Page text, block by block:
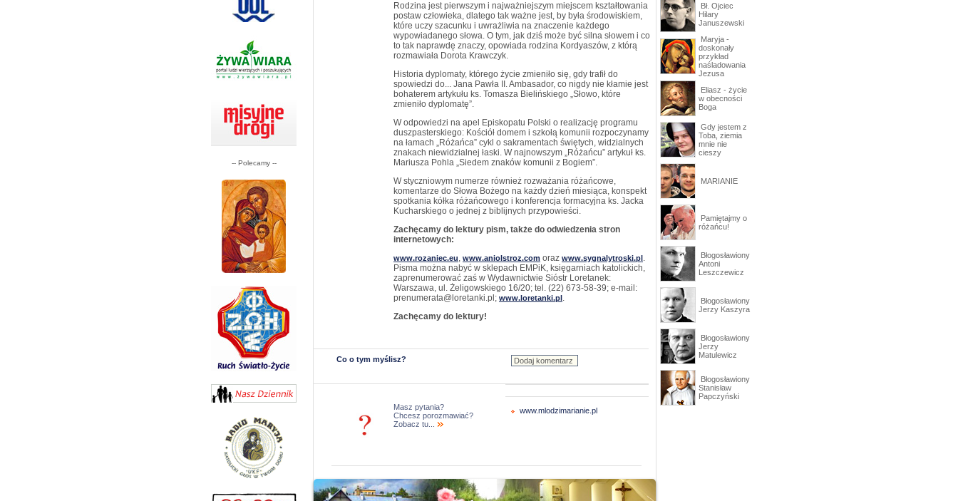
-- Polecamy --
Rodzina jest pierwszym i najważniejszym miejscem kształtowania
postaw człowieka, dlatego tak ważne jest, by była środowiskiem,
które uczy szacunku i uwrażliwia na znaczenie każdego
wypowiadanego słowa. O tym, jak dziś może być silna słowem i co
to tak naprawdę znaczy, opowiada rodzina Kordyaszów, z którą
rozmawiała Dorota Krawczyk.
Historia dyplomaty, którego życie zmieniło się, gdy trafił do
spowiedzi do... Jana Pawła II. Ambasador, co nigdy nie kłamie jest
bohaterem artykułu ks. Tomasza Bielińskiego „Słowo, które
zmieniło dyplomatę”.
W odpowiedzi na apel Episkopatu Polski o realizację programu
duszpasterskiego: Kościół domem i szkołą komunii rozpoczynamy
na łamach „Różańca” cykl o sakramentach świętych, widzialnych
znakach niewidzialnej łaski. W najnowszym „Różańcu” artykuł ks.
Mariusza Pohla „Siedem znaków komunii z Bogiem”.
W styczniowym numerze również rozważania różańcowe,
komentarze do Słowa Bożego na każdy dzień miesiąca, konspekt
spotkania kółka różańcowego i konferencja formacyjna ks. Jacka
Kucharskiego o jednej z biblijnych przypowieści.
Zachęcamy do lektury pism, także do odwiedzenia stron
internetowych:
www.rozaniec.eu, www.aniolstroz.com oraz www.sygnalytroski.pl.
Pisma można nabyć w sklepach EMPiK, księgarniach katolickich,
zaprenumerować zaś w Wydawnictwie Sióstr Loretanek:
Warszawa, ul. Żeligowskiego 16/20; tel. (22) 673-58-39; e-mail:
prenumerata@loretanki.pl; www.loretanki.pl.
Zachęcamy do lektury!
Co o tym myślisz?
Masz pytania?
Chcesz porozmawiać?
Zobacz tu...
www.mlodzimarianie.pl
Bł. Ojciec
Hilary
Januszewski
Maryja -
doskonały
przykład
naśladowania
Jezusa
Eliasz - życie
w obecności
Boga
Gdy jestem z
Toba, ziemia
mnie nie
cieszy
MARIANIE
Pamiętajmy o
różańcu!
Błogosławiony
Antoni
Leszczewicz
Błogosławiony
Jerzy Kaszyra
Błogosławiony
Jerzy
Matulewicz
Błogosławiony
Stanisław
Papczyński